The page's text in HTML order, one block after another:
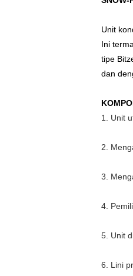
Unit
Ini
tipe
dan
1. Unit
2.
3.
4.
5. Unit
6. Lini